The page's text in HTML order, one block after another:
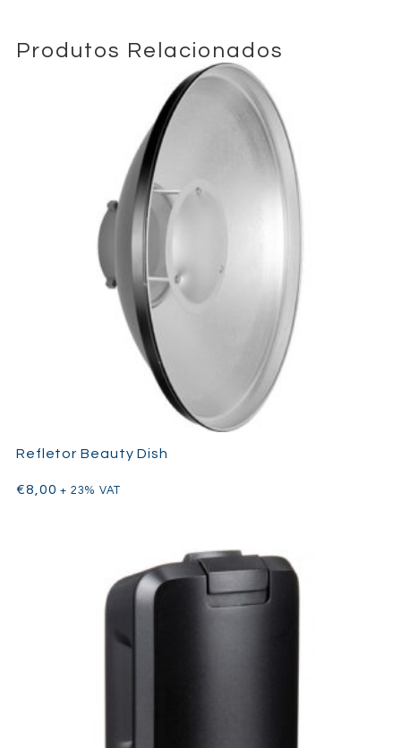
capacidade capaz de fornecer até cerca de 450 disparos na
potência máxima e com tempos de reciclagem de
aproximadamente 1 segundo, o **Profoto A10** garante um
desempenho fiável durante sessões de produção exigentes. A
sua montagem magnética suporta todo o sistema de
modificadores de luz Profoto Clic para trocas rápidas no
Desenhado especificamente para câmaras Nikon, o
integra-se na perfeição em esquemas de
iluminação profissional que exigem rapidez, mobilidade e uma
qualidade de output consistente.
Produtos Relacionados
Refletor Beauty Dish
€8,00 + 23% VAT